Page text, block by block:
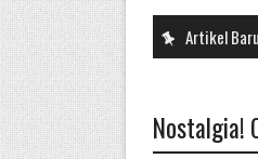
Artikel Baru
CARA
Nostalgia!